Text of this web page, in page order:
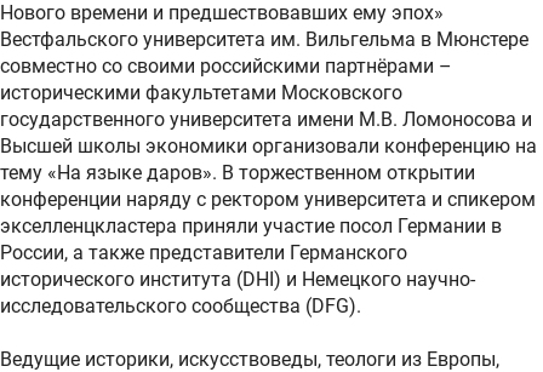
Нового времени и предшествовавших ему эпох»
Вестфальского университета им. Вильгельма в Мюнстере
совместно со своими российскими партнёрами –
историческими факультетами Московского
государственного университета имени М.В. Ломоносова и
Высшей школы экономики организовали конференцию на
тему «На языке даров». В торжественном открытии
конференции наряду с ректором университета и спикером
экселленцкластера приняли участие посол Германии в
России, а также представители Германского
исторического института (DHI) и Немецкого научно-
исследовательского сообщества (DFG).
Ведущие историки, искусствоведы, теологи из Европы,